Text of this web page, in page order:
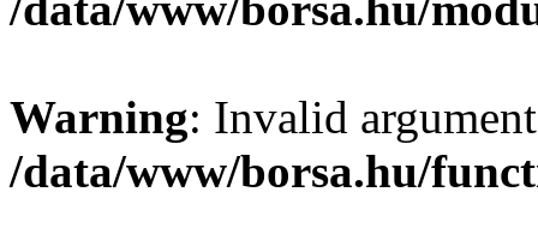
Warning: Invalid
/data/www/borsa.hu/